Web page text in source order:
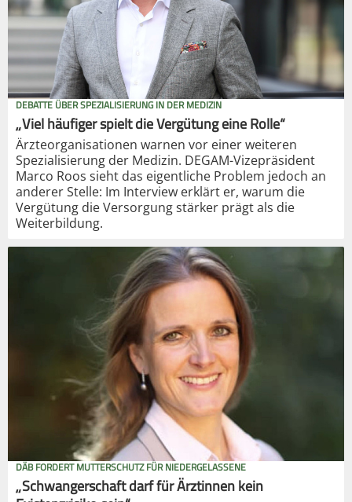
DEBATTE ÜBER SPEZIALISIERUNG IN DER MEDIZIN
„Viel häufiger spielt die Vergütung eine Rolle“
Ärzteorganisationen warnen vor einer weiteren
Spezialisierung der Medizin. DEGAM-Vizepräsident
Marco Roos sieht das eigentliche Problem jedoch an
anderer Stelle: Im Interview erklärt er, warum die
Vergütung die Versorgung stärker prägt als die
Weiterbildung.
DÄB FORDERT MUTTERSCHUTZ FÜR NIEDERGELASSENE
„Schwangerschaft darf für Ärztinnen kein